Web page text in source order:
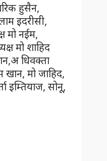
हुसैन,
इदरीसी,
मो नईम,
मो शाहिद
धिवक्ता
खान, मो जाहिद,
इम्तियाज, सोनू,